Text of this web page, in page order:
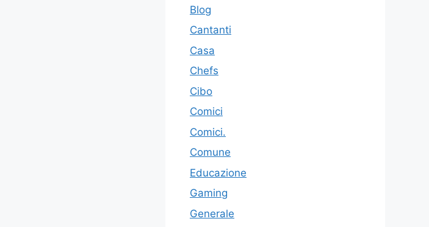
Blog
Cantanti
Casa
Chefs
Cibo
Comici
Comici.
Comune
Educazione
Gaming
Generale